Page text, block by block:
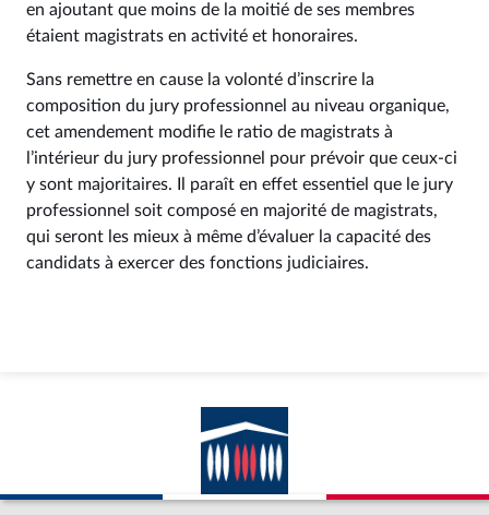
en ajoutant que moins de la moitié de ses membres
étaient magistrats en activité et honoraires.
Sans remettre en cause la volonté d’inscrire la
composition du jury professionnel au niveau organique,
cet amendement modifie le ratio de magistrats à
l’intérieur du jury professionnel pour prévoir que ceux-ci
y sont majoritaires. Il paraît en effet essentiel que le jury
professionnel soit composé en majorité de magistrats,
qui seront les mieux à même d’évaluer la capacité des
candidats à exercer des fonctions judiciaires.